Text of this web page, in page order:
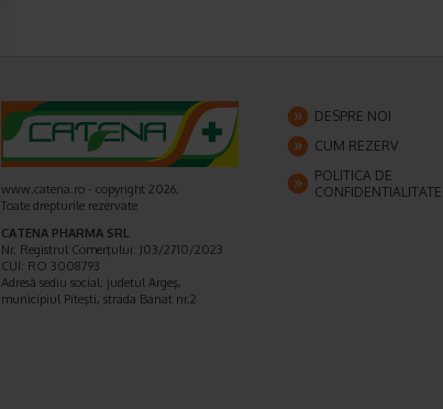
www.catena.ro - copyright 2026,
Toate drepturile rezervate
CATENA PHARMA SRL
Nr. Registrul Comerţului: J03/2710/2023
CUI: RO 3008793
Adresă sediu social: judetul Argeş,
municipiul Piteşti, strada Banat nr.2
DESPRE NOI
CUM REZERV
POLITICA DE
CONFIDENTIALITATE